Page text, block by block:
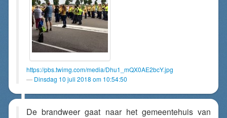
https://pbs.twimg.com/media/Dhu1_mQX0AE2bcY.jpg
Dinsdag 10 juli 2018 om 10:54:50
De brandweer gaat naar het gemeentehuis van